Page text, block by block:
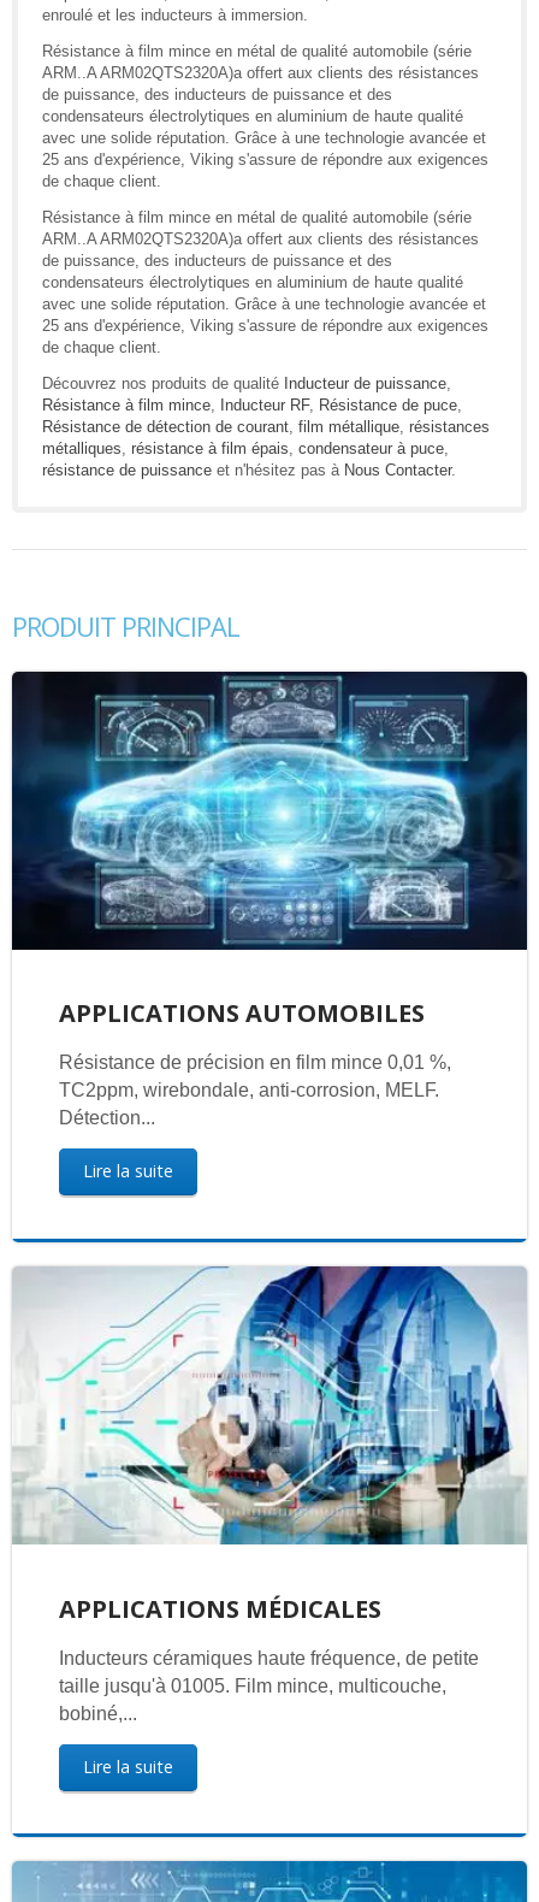
enroulé et les inducteurs à immersion.
Résistance à film mince en métal de qualité automobile (série
ARM..A ARM02QTS2320A)a offert aux clients des résistances
de puissance, des inducteurs de puissance et des
condensateurs électrolytiques en aluminium de haute qualité
avec une solide réputation. Grâce à une technologie avancée et
25 ans d'expérience, Viking s'assure de répondre aux exigences
de chaque client.
Résistance à film mince en métal de qualité automobile (série
ARM..A ARM02QTS2320A)a offert aux clients des résistances
de puissance, des inducteurs de puissance et des
condensateurs électrolytiques en aluminium de haute qualité
avec une solide réputation. Grâce à une technologie avancée et
25 ans d'expérience, Viking s'assure de répondre aux exigences
de chaque client.
Découvrez nos produits de qualité Inducteur de puissance
Résistance à film mince Inducteur RF, Résistance de puce
Résistance de détection de courant film métallique résistances
métalliques résistance à film épais condensateur à puce
résistance de puissance et n'hésitez pas à Nous Contacter.
PRODUIT PRINCIPAL
APPLICATIONS AUTOMOBILES
Résistance de précision en film mince 0,01 %,
TC2ppm, wirebondale, anti-corrosion, MELF.
Détection...
Lire la suite
APPLICATIONS MÉDICALES
Inducteurs céramiques haute fréquence, de petite
taille jusqu'à 01005. Film mince, multicouche,
bobiné,...
Lire la suite